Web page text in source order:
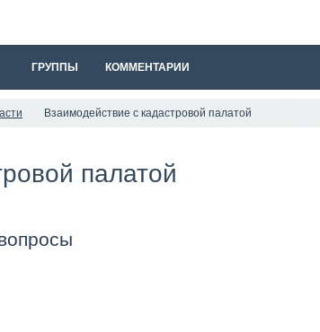
ГРУППЫ КОММЕНТАРИИ
Взаимодействие с кадастровой палатой
палатой